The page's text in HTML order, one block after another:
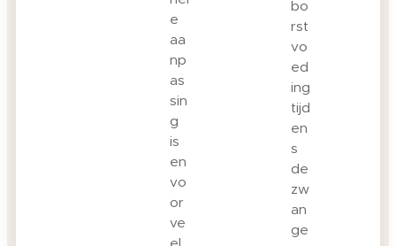
e
aa
np
as
sin
g
is
en
vo
or
ve
el
bo
rst
vo
ed
ing
tijd
en
s
de
zw
an
ge